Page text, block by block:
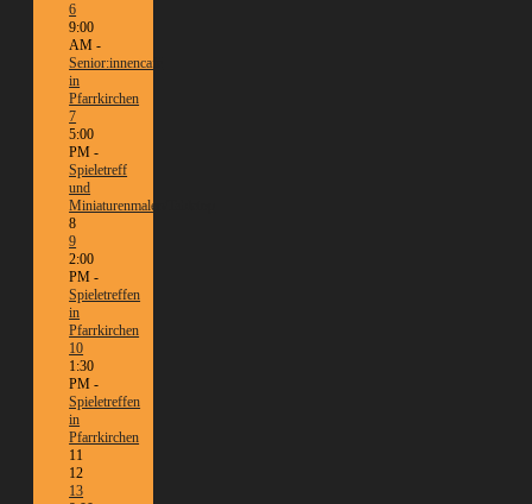
6
9:00
AM -
Senior:innencafé
in
Pfarrkirchen
7
5:00
PM -
Spieletreff
und
Miniaturenmalen/Tabletop
8
9
2:00
PM -
Spieletreffen
in
Pfarrkirchen
10
1:30
PM -
Spieletreffen
in
Pfarrkirchen
11
12
13